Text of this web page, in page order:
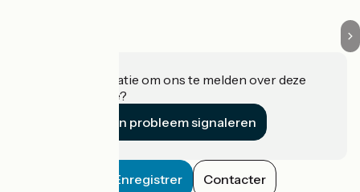
Heeft u informatie om ons te melden over deze
accommodatie?
Een probleem signaleren
Enregistrer Contacter